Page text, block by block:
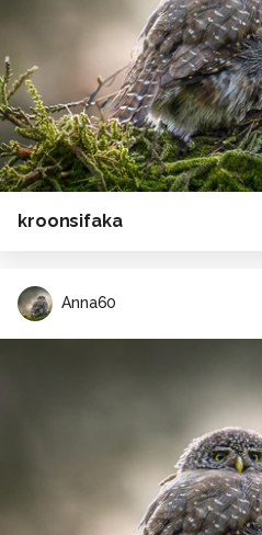
kroonsifaka
Anna60